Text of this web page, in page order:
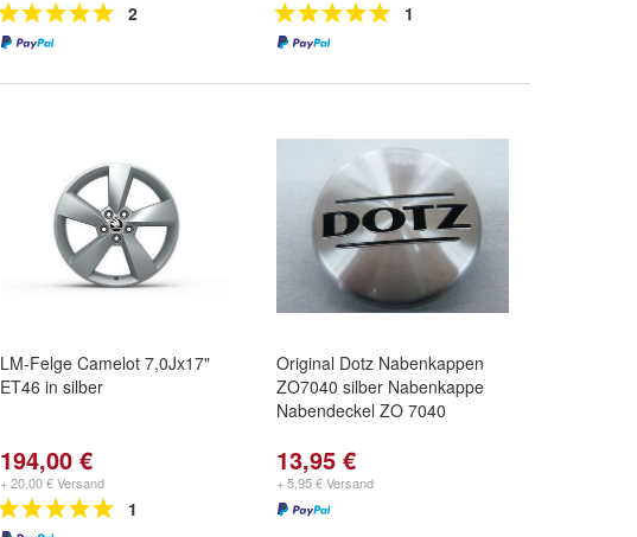
2 1
LM-Felge Camelot 7,0Jx17"
ET46 in silber
194,00 €
+ 20,00 € Versand
1
Original Dotz Nabenkappen
ZO7040 silber Nabenkappe
Nabendeckel ZO 7040
13,95 €
+ 5,95 € Versand